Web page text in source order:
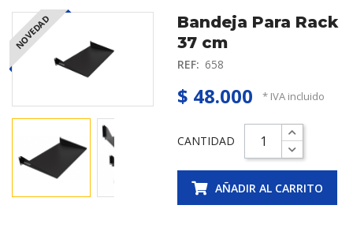
NOVEDAD
Bandeja Para Rack
37 cm
REF: 658
$ 48.000 * IVA incluido
CANTIDAD
AÑADIR AL CARRITO